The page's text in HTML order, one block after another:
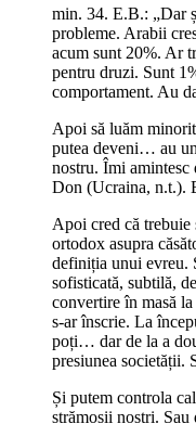
min. 34. E.B.: „Dar
probleme. Arabii
acum sunt 20%. Ar
pentru druzi. Sunt
comportament. Au
Apoi să luăm
putea deveni… au
nostru. Îmi
Don (Ucraina, n.t.).
Apoi cred că trebuie
ortodox asupra
definiția unui evreu.
sofisticată, subtilă,
convertire în masă
s-ar înscrie. La
poți… dar de la a
presiunea societății.
Și putem controla
strămoșii noștri.